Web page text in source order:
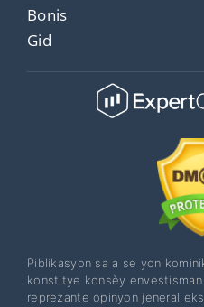
Bonis
Gid
Piblikasyon sa a se yon
konstitye konsèy
reprezante opinyon jeneral